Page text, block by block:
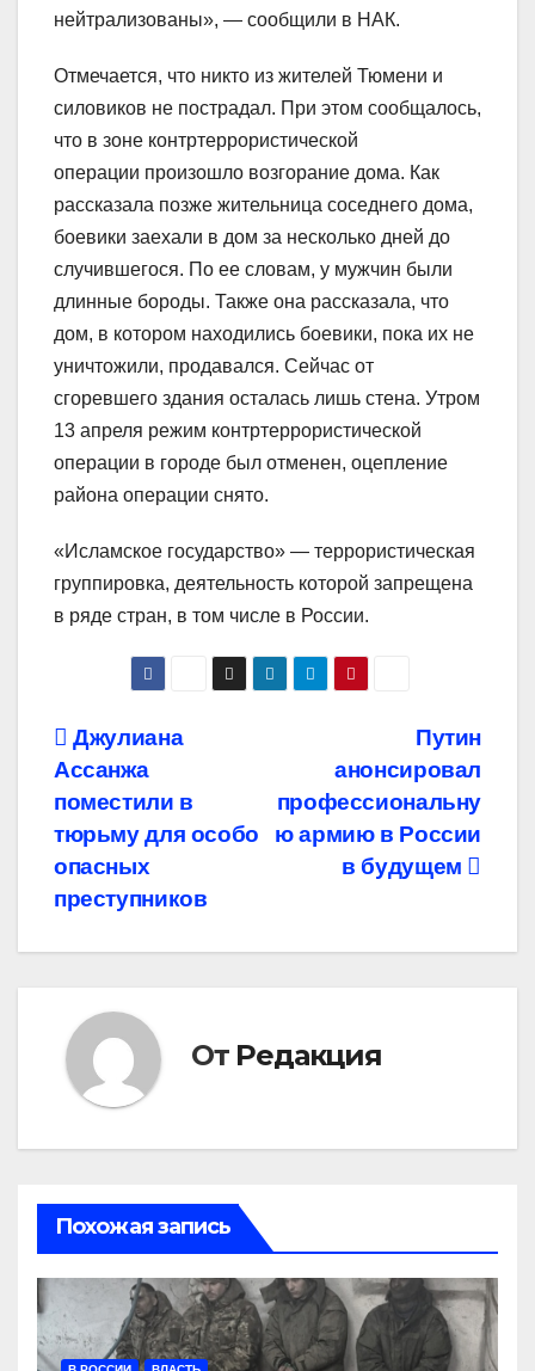
нейтрализованы», — сообщили в НАК.
Отмечается, что никто из жителей Тюмени и
силовиков не пострадал. При этом сообщалось,
что в зоне контртеррористической
операции произошло возгорание дома. Как
рассказала позже жительница соседнего дома,
боевики заехали в дом за несколько дней до
случившегося. По ее словам, у мужчин были
длинные бороды. Также она рассказала, что
дом, в котором находились боевики, пока их не
уничтожили, продавался. Сейчас от
сгоревшего здания осталась лишь стена. Утром
13 апреля режим контртеррористической
операции в городе был отменен, оцепление
района операции снято.
«Исламское государство» — террористическая
группировка, деятельность которой запрещена
в ряде стран, в том числе в России.
Навигация
по
записям
Путин
анонсировал
профессиональну
ю армию в России
в будущем
Джулиана
Ассанжа
поместили в
тюрьму для особо
опасных
преступников
От Редакция
Похожая запись